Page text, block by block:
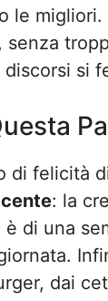
le migliori.
si
di felicità
: la
di una
dai